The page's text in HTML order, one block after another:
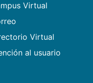
Virtual
Virtual
al usuario